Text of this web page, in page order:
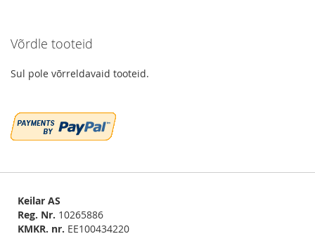
Võrdle tooteid
Sul pole võrreldavaid tooteid.
Keilar AS
Reg. Nr. 10265886
KMKR. nr. EE100434220